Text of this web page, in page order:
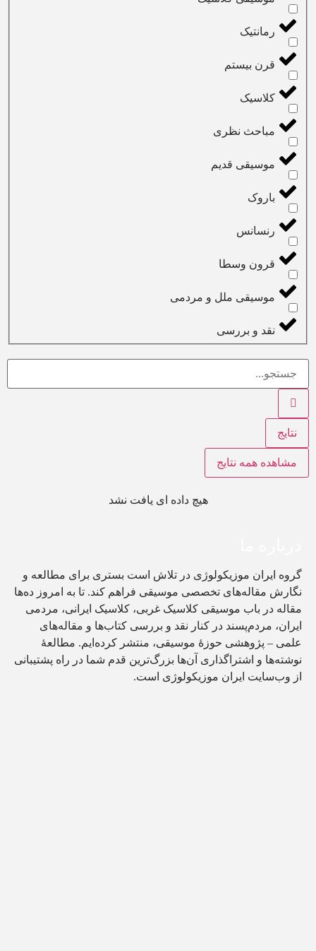
رمانتیک
قرن بیستم
کلاسیک
مباحث نظری
موسیقی قدیم
باروک
رنسانس
قرون وسطا
موسیقی ملل و مردمی
نقد‌ و بررسی
نتایج
مشاهده همه نتایج
هیچ داده ای یافت نشد
گروه ایران موزیکولوژی در تلاش است بستری برای مطالعه و
نگارش مقاله‌های تخصصی موسیقی فراهم کند. تا به امروز ده‌ها
مقاله در باب موسیقی کلاسیک غربی، کلاسیک ایرانی، مردمی
ایران، مردم‌پسند در کنار نقد و بررسی کتاب‌ها و مقاله‌های
علمی – پژوهشی حوزۀ موسیقی، منتشر کرده‌ایم. مطالعۀ
نوشته‌ها و اشتراگذاری آن‌ها بزرگ‌ترین قدم شما در راه پشتیبانی
از وب‌سایت ایران موزیکولوژی است.